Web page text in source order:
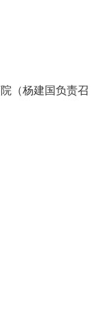
（杨建国负责召